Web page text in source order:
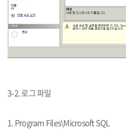
3-2. 로그 파일
1. Program Files\Microsoft SQL